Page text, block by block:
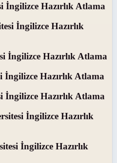
İngilizce Hazırlık Atlama
İngilizce Hazırlık
İngilizce Hazırlık Atlama
İngilizce Hazırlık Atlama
İngilizce Hazırlık Atlama
İngilizce Hazırlık
İngilizce Hazırlık